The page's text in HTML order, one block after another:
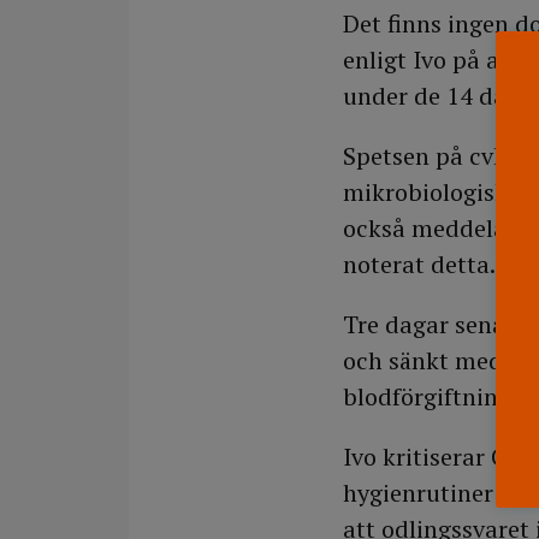
Det finns ingen
enligt Ivo på att
under de 14
Spetsen på
mikrobiologiska
också
noterat detta.
Tre dagar
och sänkt
blodförgiftning
Ivo kritiserar
hygienrutiner
att odlingssvaret